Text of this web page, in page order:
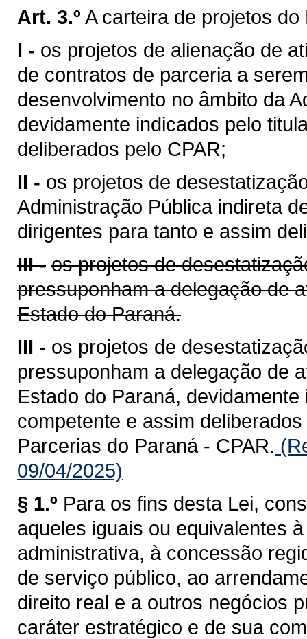
Art. 3.º A carteira de projetos do
I - os projetos de alienação de
de contratos de parceria a
desenvolvimento no âmbito da
devidamente indicados pelo
deliberados pelo CPAR;
II - os projetos de
Administração Pública indireta
dirigentes para tanto e assim
III - os projetos de
pressuponham a delegação de
Estado do Paraná.
III - os projetos de
pressuponham a delegação de
Estado do Paraná,
competente e assim
Parcerias do Paraná - CPAR.
09/04/2025)
§ 1.º Para os fins desta Lei,
aqueles iguais ou equivalentes
administrativa, à concessão
de serviço público, ao
direito real e a outros negócios
caráter estratégico e de sua